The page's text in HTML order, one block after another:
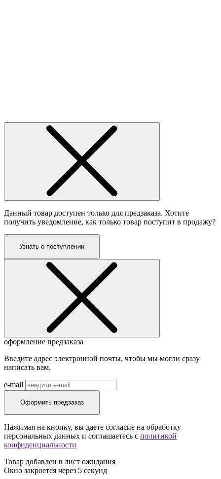
Данный товар доступен только для предзаказа. Хотите
получить уведомление, как только товар поступит в продажу?
Узнать о поступлении
оформление предзаказа
Введите адрес электронной почты, чтобы мы могли сразу
написать вам.
e-mail
Оформить предзаказ
Нажимая на кнопку, вы даете согласие на обработку
персональных данных и соглашаетесь c политикой
конфиденциальности
Товар добавлен в лист ожидания
Окно закроется через 5 секунд